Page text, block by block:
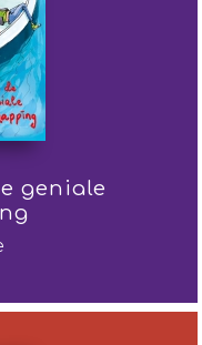
geniale